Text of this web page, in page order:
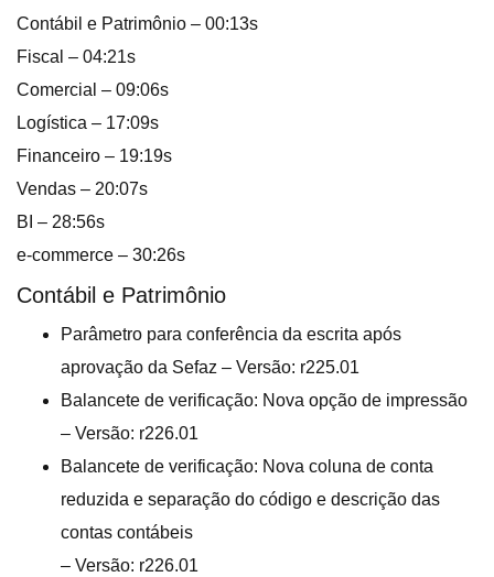
Contábil e Patrimônio – 00:13s
Fiscal – 04:21s
Comercial – 09:06s
Logística – 17:09s
Financeiro – 19:19s
Vendas – 20:07s
BI – 28:56s
e-commerce – 30:26s
Contábil e Patrimônio
Parâmetro para conferência da escrita após
aprovação da Sefaz – Versão: r225.01
Balancete de verificação: Nova opção de impressão
– Versão: r226.01
Balancete de verificação: Nova coluna de conta
reduzida e separação do código e descrição das
contas contábeis
– Versão: r226.01